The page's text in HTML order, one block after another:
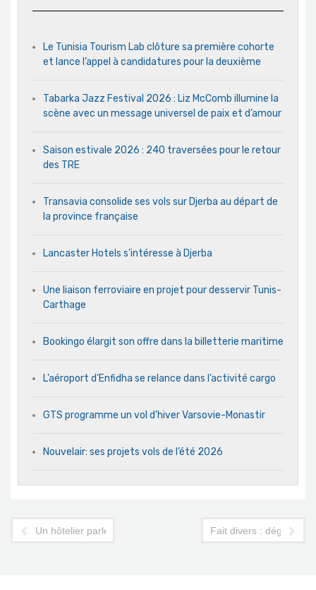
Le Tunisia Tourism Lab clôture sa première cohorte
et lance l’appel à candidatures pour la deuxième
Tabarka Jazz Festival 2026 : Liz McComb illumine la
scène avec un message universel de paix et d’amour
Saison estivale 2026 : 240 traversées pour le retour
des TRE
Transavia consolide ses vols sur Djerba au départ de
la province française
Lancaster Hotels s’intéresse à Djerba
Une liaison ferroviaire en projet pour desservir Tunis-
Carthage
Bookingo élargit son offre dans la billetterie maritime
L’aéroport d’Enfidha se relance dans l’activité cargo
GTS programme un vol d’hiver Varsovie-Monastir
Nouvelair: ses projets vols de l’été 2026
Un hôtelier parle au nom des Tunisiens Fait divers : dégâts à